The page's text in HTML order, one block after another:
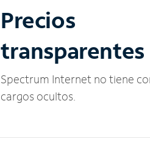
Precios
transparentes
Spectrum Internet no tiene
cargos ocultos.